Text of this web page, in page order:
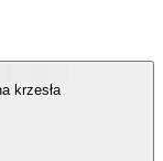
krzesła